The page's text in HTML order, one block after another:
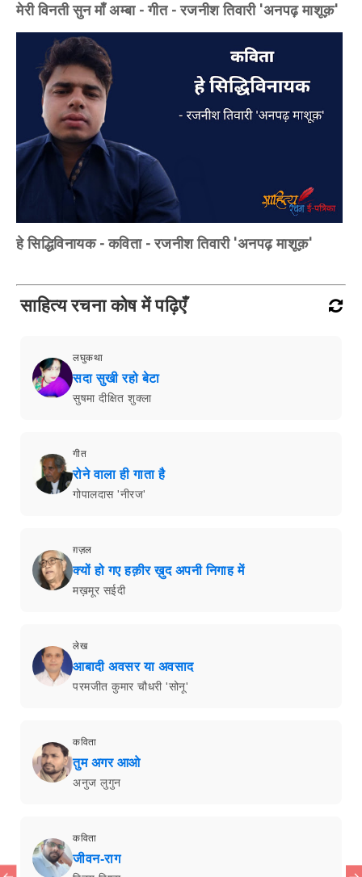
मेरी विनती सुन माँ अम्बा - गीत - रजनीश तिवारी 'अनपढ़ माशूक़'
हे सिद्धिविनायक - कविता - रजनीश तिवारी 'अनपढ़ माशूक़'
साहित्य रचना कोष में पढ़िएँ
लघुकथा
सदा सुखी रहो बेटा
सुषमा दीक्षित शुक्ला
गीत
रोने वाला ही गाता है
गोपालदास 'नीरज'
ग़ज़ल
क्यों हो गए हक़ीर ख़ुद अपनी निगाह में
मख़मूर सईदी
लेख
आबादी अवसर या अवसाद
परमजीत कुमार चौधरी 'सोनू'
कविता
तुम अगर आओ
अनुज लुगुन
कविता
जीवन-राग